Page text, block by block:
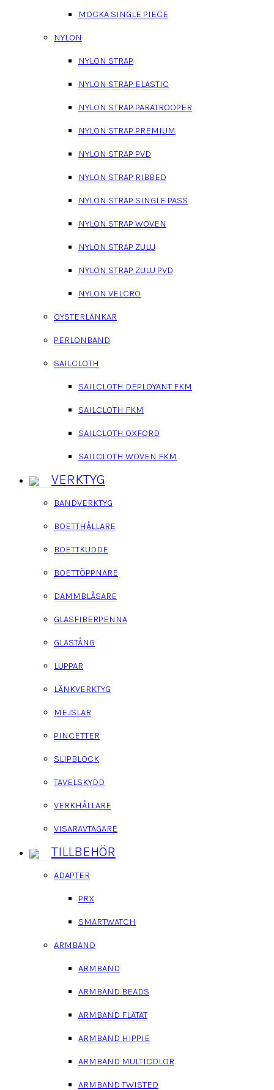
MOCKA SINGLE PIECE
NYLON
NYLON STRAP
NYLON STRAP ELASTIC
NYLON STRAP PARATROOPER
NYLON STRAP PREMIUM
NYLON STRAP PVD
NYLON STRAP RIBBED
NYLON STRAP SINGLE PASS
NYLON STRAP WOVEN
NYLON STRAP ZULU
NYLON STRAP ZULU PVD
NYLON VELCRO
OYSTERLÄNKAR
PERLONBAND
SAILCLOTH
SAILCLOTH DEPLOYANT FKM
SAILCLOTH FKM
SAILCLOTH OXFORD
SAILCLOTH WOVEN FKM
VERKTYG
BANDVERKTYG
BOETTHÅLLARE
BOETTKUDDE
BOETTÖPPNARE
DAMMBLÅSARE
GLASFIBERPENNA
GLASTÅNG
LUPPAR
LÄNKVERKTYG
MEJSLAR
PINCETTER
SLIPBLOCK
TAVELSKYDD
VERKHÅLLARE
VISARAVTAGARE
TILLBEHÖR
ADAPTER
PRX
SMARTWATCH
ARMBAND
ARMBAND
ARMBAND BEADS
ARMBAND FLÄTAT
ARMBAND HIPPIE
ARMBAND MULTICOLOR
ARMBAND TWISTED